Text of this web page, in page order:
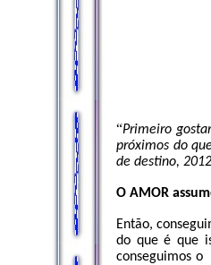
“Primeiro
próximos do
de destino,
O AMOR
Então,
do que é que
conseguimos o